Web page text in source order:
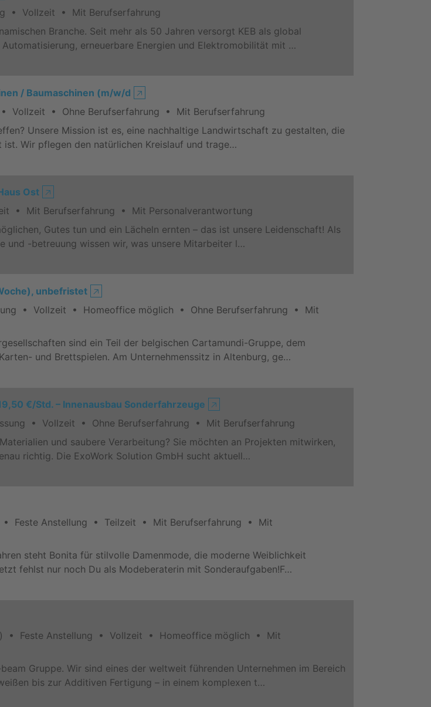
• Vollzeit • Mit Berufserfahrung
Branche. Seit mehr als 50 Jahren versorgt KEB als global
erneuerbare Energien und Elektromobilität mit …
/ Baumaschinen (m/w/d
🡥
Vollzeit • Ohne Berufserfahrung • Mit Berufserfahrung
Unsere Mission ist es, eine nachhaltige Landwirtschaft zu gestalten, die
Wir pflegen den natürlichen Kreislauf und trage…
Ost 🡥
• Mit Berufserfahrung • Mit Personalverantwortung
Gutes tun und ein Lächeln ernten – das ist unsere Leidenschaft! Als
-betreuung wissen wir, was unsere Mitarbeiter l…
unbefristet 🡥
• Vollzeit • Homeoffice möglich • Ohne Berufserfahrung • Mit
sind ein Teil der belgischen Cartamundi-Gruppe, dem
und Brettspielen. Am Unternehmenssitz in Altenburg, ge…
€/Std. – Innenausbau Sonderfahrzeuge 🡥
• Vollzeit • Ohne Berufserfahrung • Mit Berufserfahrung
und saubere Verarbeitung? Sie möchten an Projekten mitwirken,
richtig. Die ExoWork Solution GmbH sucht aktuell…
• Feste Anstellung • Teilzeit • Mit Berufserfahrung • Mit
steht Bonita für stilvolle Damenmode, die moderne Weiblichkeit
fehlst nur noch Du als Modeberaterin mit Sonderaufgaben!F…
• Feste Anstellung • Vollzeit • Homeoffice möglich • Mit
Gruppe. Wir sind eines der weltweit führenden Unternehmen im Bereich
bis zur Additiven Fertigung – in einem komplexen t…